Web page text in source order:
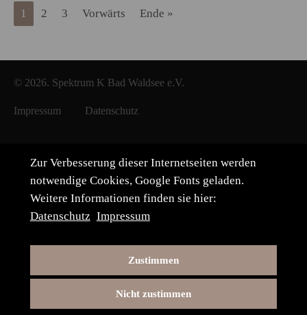
1 2 3 Vorwärts Ende »
© 2026. Spektrum K Bad Waldsee e.V.
Impressum Datenschutz
Zur Verbesserung dieser Internetseiten werden
notwendige Cookies, Google Fonts geladen.
Weitere Informationen finden sie hier:
Datenschutz Impressum
Zustimmen
Nicht zustimmen